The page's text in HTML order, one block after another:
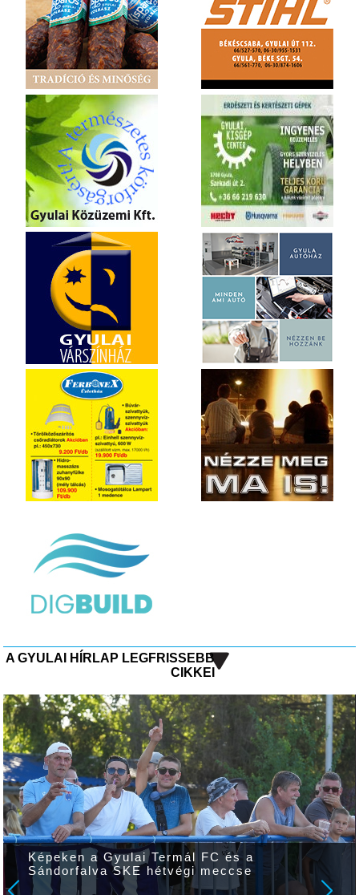
A GYULAI HÍRLAP LEGFRISSEBB
CIKKEI
Képeken a Gyulai Termál FC és a
Sándorfalva SKE hétvégi meccse